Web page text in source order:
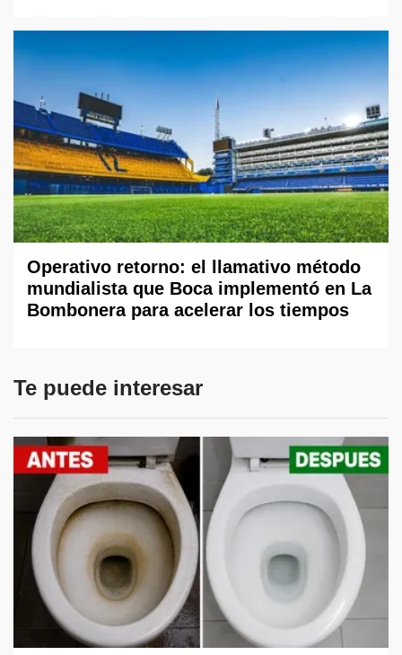
Operativo retorno: el llamativo método
mundialista que Boca implementó en La
Bombonera para acelerar los tiempos
Te puede interesar